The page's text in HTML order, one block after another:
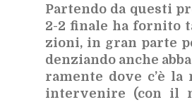
Par­ten­do da que­sti
2-2 fi­na­le ha for­ni­to
zio­ni, in gran par­te
den­zian­do an­che
ra­men­te dove c’è la
in­ter­ve­ni­re (con il